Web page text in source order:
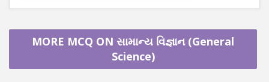
MORE MCQ ON સામાન્ય વિજ્ઞાન (General
Science)